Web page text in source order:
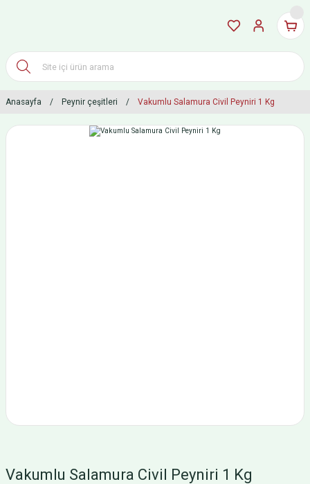
Anasayfa Peynir çeşitleri Vakumlu Salamura Civil Peyniri 1 Kg
Vakumlu Salamura Civil Peyniri 1 Kg